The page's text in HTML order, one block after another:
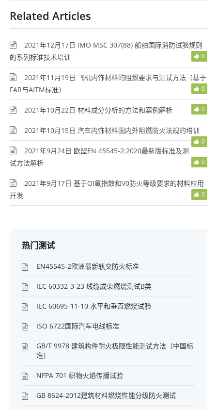
Related Articles
2021年12月17日 IMO MSC 307(88) 船舶国际消防试验规则
的系列标准技术培训
0
2021年11月19日 飞机内饰材料的阻燃要求与测试方法（基于
FAR与AITM标准）
0
2021年10月22日 材料成分分析的方法和案例解析 0
2021年10月15日 汽车内饰材料国内外阻燃防火法规的培训
0
2021年9月24日 欧盟EN 45545-2:2020最新版标准及测
试方法解析
0
2021年9月17日 基于OI氧指数和V0防火等级要求的材料应用
开发
0
热门测试
EN45545-2欧洲最新轨交防火标准
IEC 60332-3-23 线缆成束燃烧测试B类
IEC 60695-11-10 水平和垂直燃烧试验
ISO 6722国际汽车电线标准
GB/T 9978 建筑构件耐火极限性能测试方法（中国标
准）
NFPA 701 织物火焰传播试验
GB 8624-2012建筑材料燃烧性能分级防火测试